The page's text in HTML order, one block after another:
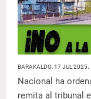
BARAKALDO, 17 JUL 2025
Nacional ha
remita al tribunal